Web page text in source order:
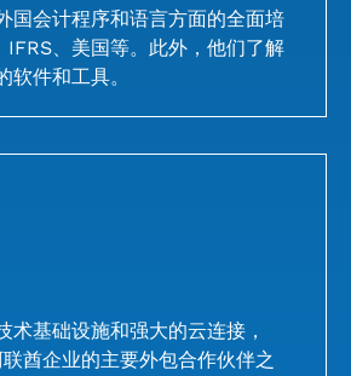
国会计程序和语言方面的全面培
IFRS、美国等。此外，他们了解
软件和工具。
术基础设施和强大的云连接，
酋企业的主要外包合作伙伴之